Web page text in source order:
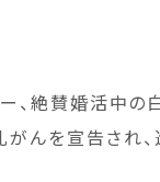
、絶賛婚活中の
んを宣告され